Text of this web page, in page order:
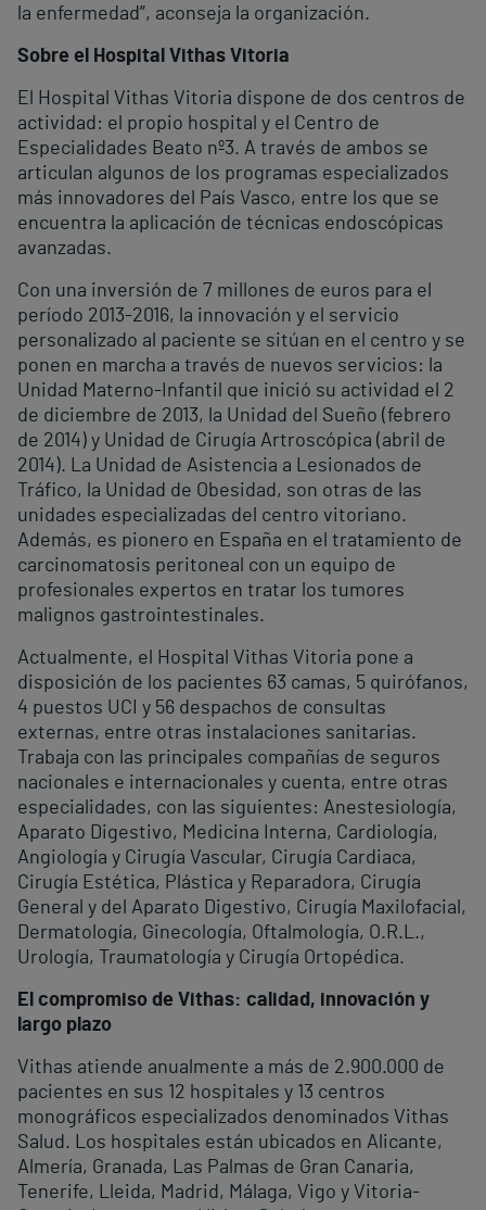
la enfermedad”, aconseja la organización.
Sobre el Hospital Vithas Vitoria
El Hospital Vithas Vitoria dispone de dos centros de
actividad: el propio hospital y el Centro de
Especialidades Beato nº3. A través de ambos se
articulan algunos de los programas especializados
más innovadores del País Vasco, entre los que se
encuentra la aplicación de técnicas endoscópicas
avanzadas.
Con una inversión de 7 millones de euros para el
período 2013-2016, la innovación y el servicio
personalizado al paciente se sitúan en el centro y se
ponen en marcha a través de nuevos servicios: la
Unidad Materno-Infantil que inició su actividad el 2
de diciembre de 2013, la Unidad del Sueño (febrero
de 2014) y Unidad de Cirugía Artroscópica (abril de
2014). La Unidad de Asistencia a Lesionados de
Tráfico, la Unidad de Obesidad, son otras de las
unidades especializadas del centro vitoriano.
Además, es pionero en España en el tratamiento de
carcinomatosis peritoneal con un equipo de
profesionales expertos en tratar los tumores
malignos gastrointestinales.
Actualmente, el Hospital Vithas Vitoria pone a
disposición de los pacientes 63 camas, 5 quirófanos,
4 puestos UCI y 56 despachos de consultas
externas, entre otras instalaciones sanitarias.
Trabaja con las principales compañías de seguros
nacionales e internacionales y cuenta, entre otras
especialidades, con las siguientes: Anestesiología,
Aparato Digestivo, Medicina Interna, Cardiología,
Angiología y Cirugía Vascular, Cirugía Cardiaca,
Cirugía Estética, Plástica y Reparadora, Cirugía
General y del Aparato Digestivo, Cirugía Maxilofacial,
Dermatología, Ginecología, Oftalmología, O.R.L.,
Urología, Traumatología y Cirugía Ortopédica.
El compromiso de Vithas: calidad, innovación y
largo plazo
Vithas atiende anualmente a más de 2.900.000 de
pacientes en sus 12 hospitales y 13 centros
monográficos especializados denominados Vithas
Salud. Los hospitales están ubicados en Alicante,
Almería, Granada, Las Palmas de Gran Canaria,
Tenerife, Lleida, Madrid, Málaga, Vigo y Vitoria-